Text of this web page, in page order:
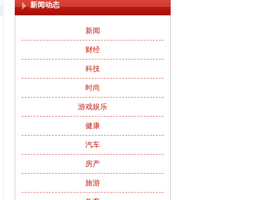
新闻动态
新闻
财经
科技
时尚
游戏娱乐
健康
汽车
房产
旅游